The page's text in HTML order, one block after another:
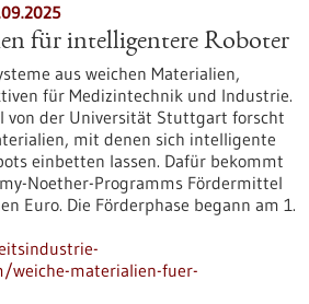
für intelligentere Roboter
aus weichen Materialien,
für Medizintechnik und Industrie.
von der Universität Stuttgart forscht
mit denen sich intelligente
einbetten lassen. Dafür bekommt
Noether-Programms Fördermittel
Euro. Die Förderphase begann am 1.
materialien-fuer-